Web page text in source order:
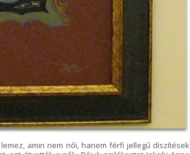
amin nem női, hanem férfi jellegű díszítések